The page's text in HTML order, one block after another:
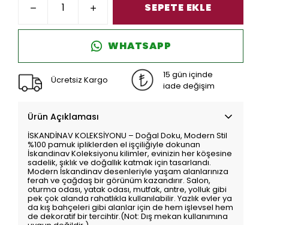
SEPETE EKLE
WHATSAPP
Ücretsiz Kargo
15 gün içinde
iade değişim
Ürün Açıklaması
İSKANDİNAV KOLEKSİYONU – Doğal Doku, Modern Stil
%100 pamuk ipliklerden el işçiliğiyle dokunan
İskandinav Koleksiyonu kilimler, evinizin her köşesine
sadelik, şıklık ve doğallık katmak için tasarlandı.
Modern İskandinav desenleriyle yaşam alanlarınıza
ferah ve çağdaş bir görünüm kazandırır. Salon,
oturma odası, yatak odası, mutfak, antre, yolluk gibi
pek çok alanda rahatlıkla kullanılabilir. Yazlık evler ya
da kış bahçeleri gibi alanlar için de hem işlevsel hem
de dekoratif bir tercihtir.(Not: Dış mekan kullanımına